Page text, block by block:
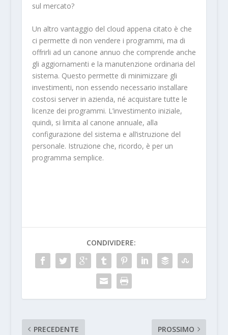
sul mercato?
Un altro vantaggio del cloud appena citato è che
ci permette di non vendere i programmi, ma di
offrirli ad un canone annuo che comprende anche
gli aggiornamenti e la manutenzione ordinaria del
sistema. Questo permette di minimizzare gli
investimenti, non essendo necessario installare
costosi server in azienda, né acquistare tutte le
licenze dei programmi. L’investimento iniziale,
quindi, si limita al canone annuale, alla
configurazione del sistema e all’istruzione del
personale. Istruzione che, ricordo, è per un
programma semplice.
CONDIVIDERE:
PRECEDENTE PROSSIMO